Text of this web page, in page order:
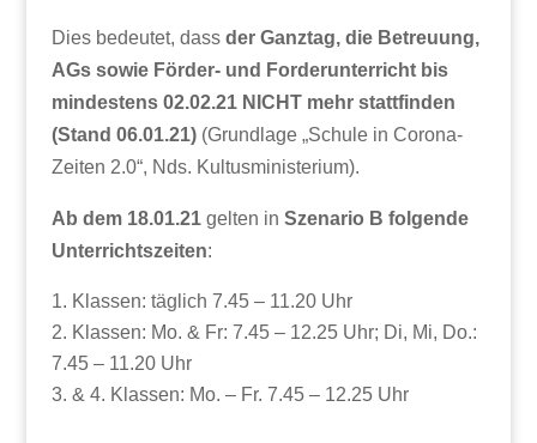
Dies bedeutet, dass der Ganztag, die Betreuung,
AGs sowie Förder- und Forderunterricht bis
mindestens 02.02.21 NICHT mehr stattfinden
(Stand 06.01.21)(Grundlage „Schule in Corona-
Zeiten 2.0“, Nds. Kultusministerium).
Ab dem 18.01.21gelten in Szenario B folgende
Unterrichtszeiten:
Klassen: täglich 7.45 – 11.20 Uhr
Klassen: Mo. & Fr: 7.45 – 12.25 Uhr; Di, Mi, Do.:
7.45 – 11.20 Uhr
& 4. Klassen: Mo. – Fr. 7.45 – 12.25 Uhr